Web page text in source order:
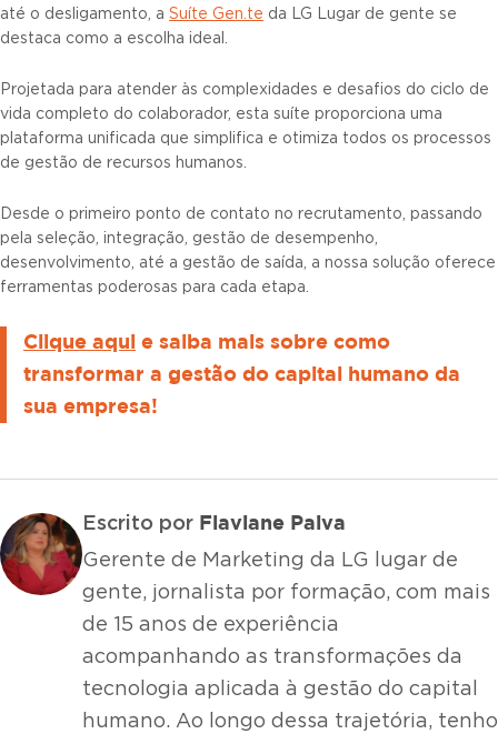
até o desligamento, a Suíte Gen.te da LG Lugar de gente se
destaca como a escolha ideal.
Projetada para atender às complexidades e desafios do ciclo de
vida completo do colaborador, esta suíte proporciona uma
plataforma unificada que simplifica e otimiza todos os processos
de gestão de recursos humanos.
Desde o primeiro ponto de contato no recrutamento, passando
pela seleção, integração, gestão de desempenho,
desenvolvimento, até a gestão de saída, a nossa solução oferece
ferramentas poderosas para cada etapa.
Clique aqui e saiba mais sobre como
transformar a gestão do capital humano da
sua empresa!
Escrito por Flaviane Paiva
Gerente de Marketing da LG lugar de
gente, jornalista por formação, com mais
de 15 anos de experiência
acompanhando as transformações da
tecnologia aplicada à gestão do capital
humano. Ao longo dessa trajetória, tenho